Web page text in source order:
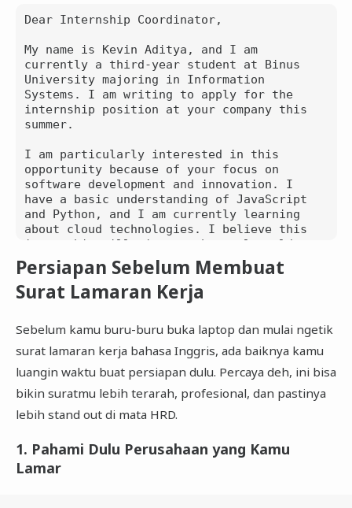
Sincerely,
Dear Internship Coordinator,
My name is Kevin Aditya, and I am
currently a third-year student at Binus
University majoring in Information
Systems. I am writing to apply for the
internship position at your company this
summer.
I am particularly interested in this
opportunity because of your focus on
software development and innovation. I
have a basic understanding of JavaScript
and Python, and I am currently learning
about cloud technologies. I believe this
internship will give me the real-world
experience I need to grow professionally.
Thank you for the opportunity. I look
forward to hearing from you.
Sincerely,
Kevin Aditya
Persiapan Sebelum Membuat
Surat Lamaran Kerja
Sebelum kamu buru-buru buka laptop dan mulai ngetik
surat lamaran kerja bahasa Inggris, ada baiknya kamu
luangin waktu buat persiapan dulu. Percaya deh, ini bisa
bikin suratmu lebih terarah, profesional, dan pastinya
lebih stand out di mata HRD.
1. Pahami Dulu Perusahaan yang Kamu
Lamar